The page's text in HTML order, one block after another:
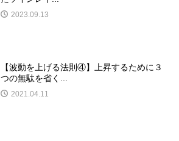
2023.09.13
【波動を上げる法則④】上昇するために３
つの無駄を省く...
2021.04.11